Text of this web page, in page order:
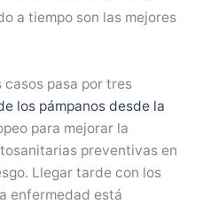
a tiempo son las mejores
pasa por tres
los pámpanos desde la
para mejorar la
preventivas en
Llegar tarde con los
enfermedad está